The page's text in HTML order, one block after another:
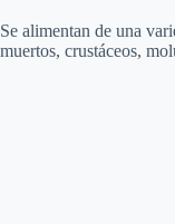
Se alimentan de una
muertos, crustáceos,